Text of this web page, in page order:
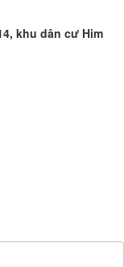
khu dân cư Him